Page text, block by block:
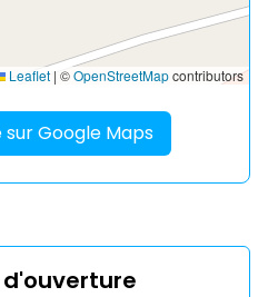
Leaflet | ©OpenStreetMapcontributors
Google Maps